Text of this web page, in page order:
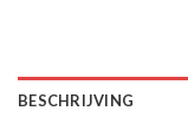
BESCHRIJVING